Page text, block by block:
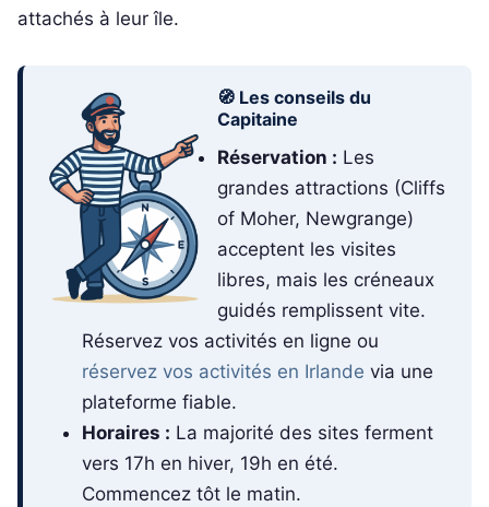
attachés à leur île.
🧭 Les conseils du
Capitaine
Réservation : Les
grandes attractions (Cliffs
of Moher, Newgrange)
acceptent les visites
libres, mais les créneaux
guidés remplissent vite.
Réservez vos activités en ligne ou
réservez vos activités en Irlande via une
plateforme fiable.
Horaires : La majorité des sites ferment
vers 17h en hiver, 19h en été.
Commencez tôt le matin.